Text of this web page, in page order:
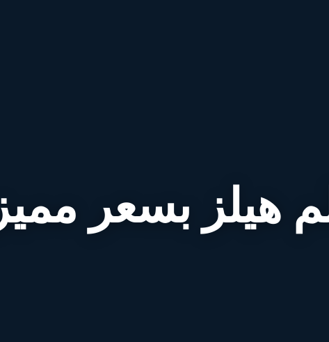
هيلز بسعر مميز